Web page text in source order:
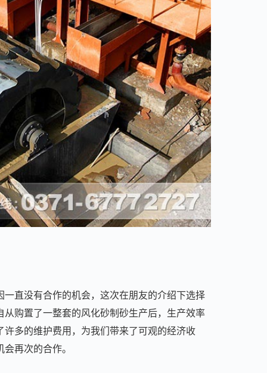
直没有合作的机会，这次在朋友的介绍下选择
购置了一整套的风化砂制砂生产后，生产效率
多的维护费用，为我们带来了可观的经济收
再次的合作。